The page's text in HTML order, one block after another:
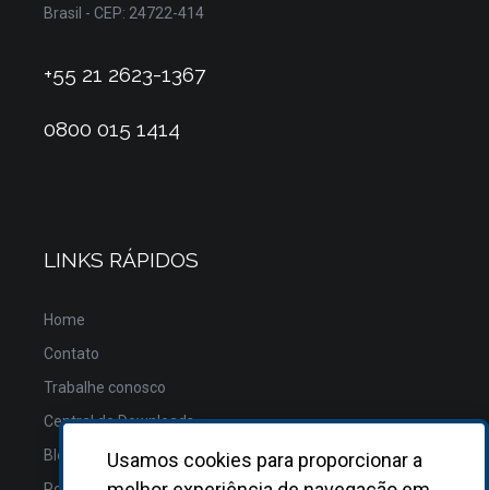
Brasil - CEP: 24722-414
+55 21 2623-1367
0800 015 1414
LINKS RÁPIDOS
Home
Contato
Trabalhe conosco
Central de Downloads
Blog
Usamos cookies para proporcionar a